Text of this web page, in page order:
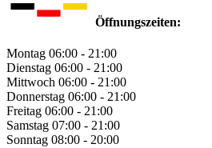
Öffnungszeiten:
Montag 06:00 - 21:00
Dienstag 06:00 - 21:00
Mittwoch 06:00 - 21:00
Donnerstag 06:00 - 21:00
Freitag 06:00 - 21:00
Samstag 07:00 - 21:00
Sonntag 08:00 - 20:00